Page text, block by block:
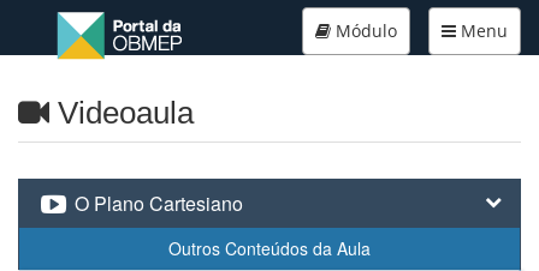
Menu
Módulo
Videoaula
O Plano Cartesiano
Outros Conteúdos da Aula